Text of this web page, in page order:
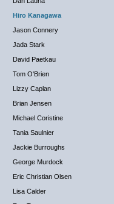
Hiro Kanagawa
Jason Connery
Jada Stark
David Paetkau
Tom O'Brien
Lizzy Caplan
Brian Jensen
Michael Coristine
Tania Saulnier
Jackie Burroughs
George Murdock
Eric Christian Olsen
Lisa Calder